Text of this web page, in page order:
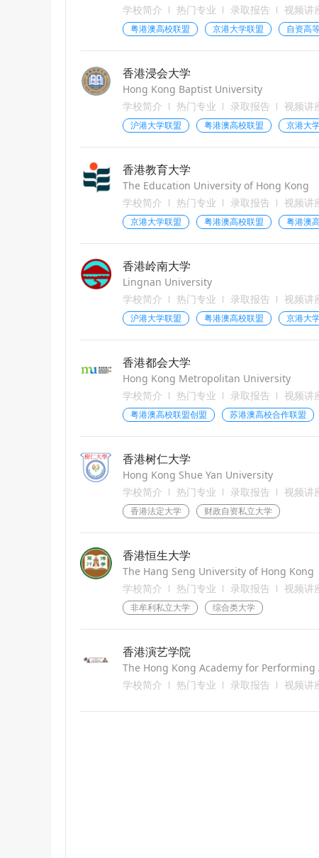
学校简介
热门专业 录取报告 视频讲
粤港澳高校联盟 京港大学联盟 自资高
香港浸会大学
Hong Kong Baptist University
学校简介
热门专业 录取报告 视频讲
沪港大学联盟 粤港澳高校联盟 京港大
香港教育大学
The Education University of Hong Kong
学校简介
热门专业 录取报告 视频讲
京港大学联盟 粤港澳高校联盟 粤港澳
香港岭南大学
Lingnan University
学校简介
热门专业 录取报告 视频讲
沪港大学联盟 粤港澳高校联盟 京港大
香港都会大学
Hong Kong Metropolitan University
学校简介
热门专业 录取报告 视频讲
粤港澳高校联盟创盟 苏港澳高校合作联盟
香港树仁大学
Hong Kong Shue Yan University
学校简介
热门专业 录取报告 视频讲
香港法定大学 财政自资私立大学
香港恒生大学
The Hang Seng University of Hong Kong
学校简介
热门专业 录取报告 视频讲
非牟利私立大学 综合类大学
香港演艺学院
The Hong Kong Academy for Performing
学校简介
热门专业 录取报告 视频讲